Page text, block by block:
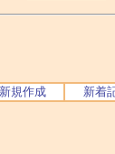
新規作成 新着